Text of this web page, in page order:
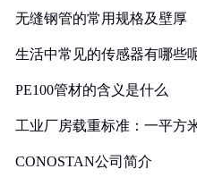
无缝钢管的常用规格及壁厚
生活中常见的传感器有哪些
PE100管材的含义是什么
工业厂房载重标准：一平方
CONOSTAN公司简介